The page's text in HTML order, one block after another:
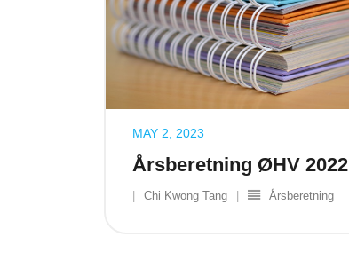
Årsberetning ØHV 2022
MAY 2, 2023
Chi Kwong Tang Årsberetning